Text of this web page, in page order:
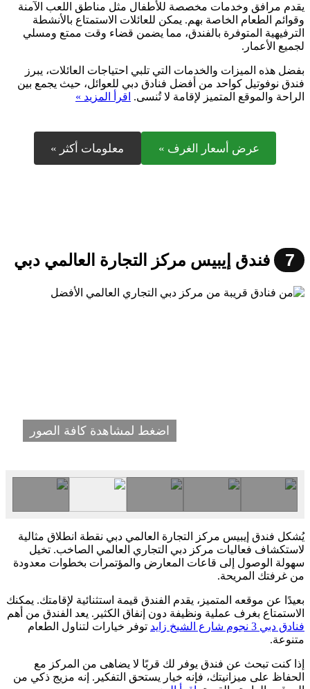
يقدم مرافق وخدمات مخصصة للأطفال مثل مناطق اللعب الآمنة
وقوائم الطعام الخاصة بهم. يمكن للعائلات الاستمتاع بالأنشطة
الترفيهية المتوفرة بالفندق، مما يضمن قضاء وقت ممتع ومسلي
لجميع الأعمار.
بفضل هذه الميزات والخدمات التي تلبي احتياجات العائلات، يبرز
فندق نوفوتيل كواحد من أفضل فنادق دبي للعوائل، حيث يجمع بين
الراحة والموقع المتميز لإقامة لا تُنسى. اقرأ المزيد »
عرض أسعار الغرف » معلومات أكثر »
7 فندق إيبيس مركز التجارة العالمي دبي
اضغط لمشاهدة كافة الصور
يُشكل فندق إيبيس مركز التجارة العالمي دبي نقطة انطلاق مثالية
لاستكشاف فعاليات مركز دبي التجاري العالمي الصاخب. تخيل
سهولة الوصول إلى قاعات المعارض والمؤتمرات بخطوات معدودة
من غرفتك المريحة.
بعيدًا عن موقعه المتميز، يقدم الفندق قيمة استثنائية لإقامتك. يمكنك
الاستمتاع بغرف عملية ونظيفة دون إنفاق الكثير. يعد الفندق من أهم
فنادق دبي 3 نجوم شارع الشيخ زايد
توفر خيارات لتناول الطعام
متنوعة.
إذا كنت تبحث عن فندق يوفر لك قربًا لا يضاهى من المركز مع
الحفاظ على ميزانيتك، فإنه خيار يستحق التفكير. إنه مزيج ذكي من